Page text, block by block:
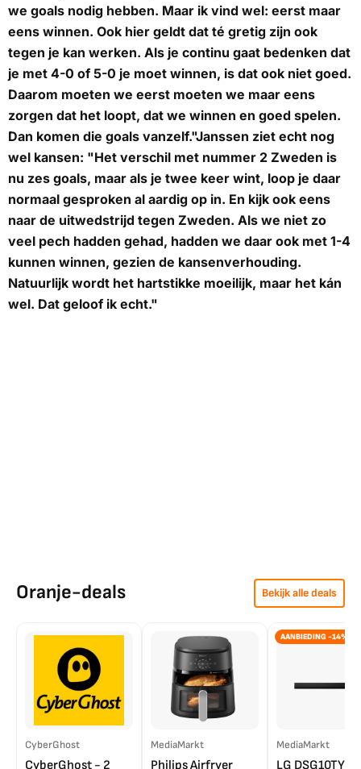
we goals nodig hebben. Maar ik vind wel: eerst maar
eens winnen. Ook hier geldt dat té gretig zijn ook
tegen je kan werken. Als je continu gaat bedenken dat
je met 4-0 of 5-0 je moet winnen, is dat ook niet goed.
Daarom moeten we eerst moeten we maar eens
zorgen dat het loopt, dat we winnen en goed spelen.
Dan komen die goals vanzelf."Janssen ziet echt nog
wel kansen: "Het verschil met nummer 2 Zweden is
nu zes goals, maar als je twee keer wint, loop je daar
normaal gesproken al aardig op in. En kijk ook eens
naar de uitwedstrijd tegen Zweden. Als we niet zo
veel pech hadden gehad, hadden we daar ook met 1-4
kunnen winnen, gezien de kansenverhouding.
Natuurlijk wordt het hartstikke moeilijk, maar het kán
wel. Dat geloof ik echt."
Oranje-deals Bekijk alle deals
CyberGhost
CyberGhost - 2
MediaMarkt
Philips Airfryer
AANBIEDING -14%
MediaMarkt
LG DSG10TY